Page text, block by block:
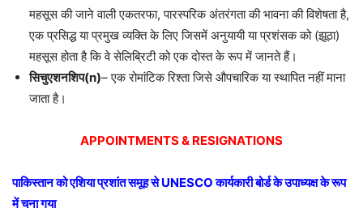
महसूस की जाने वाली एकतरफा, पारस्परिक अंतरंगता की भावना की विशेषता है,
एक प्रसिद्ध या प्रमुख व्यक्ति के लिए जिसमें अनुयायी या प्रशंसक को (झूठा)
महसूस होता है कि वे सेलिब्रिटी को एक दोस्त के रूप में जानते हैं।
सिचुएशनशिप(n)– एक रोमांटिक रिश्ता जिसे औपचारिक या स्थापित नहीं माना
जाता है।
APPOINTMENTS & RESIGNATIONS
पाकिस्तान को एशिया प्रशांत समूह सेUNESCOकार्यकारी बोर्ड के उपाध्यक्ष के रूप
में चुना गया